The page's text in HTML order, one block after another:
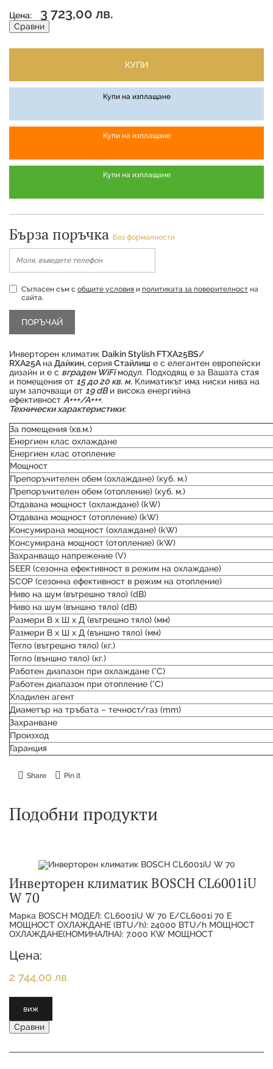
Цена: 3 723,00 лв.
Сравни
КУПИ
Купи на изплащане
Купи на изплащане
Купи на изплащане
Продуктът е успешно добавен в количката
Бърза поръчка Без формалности
Съгласен съм с общите условия и политиката за поверителност на
сайта.
Инверторен климатик Daikin Stylish FTXA25BS/
RXA25A на Дайкин,серия Стайлиш е с елегантен европейски
дизайн и е с вграден WiFiмодул. Подходящ е за Вашата стая
и помещения от 15 до 20 кв. м. Климатикът има ниски нива на
шум започващи от 19 dBи висока енергийна
ефективност А+++/А+++.
Технически характеристики:
За помещения (кв.м.)
Енергиен клас охлаждане
Енергиен клас отопление
Мощност
Препоръчителен обем (охлаждане) (куб. м.)
Препоръчителен обем (отопление) (куб. м.)
Отдавана мощност (охлаждане) (kW)
Отдавана мощност (отопление) (kW)
Консумирана мощност (охлаждане) (kW)
Консумирана мощност (отопление) (kW)
Захранващо напрежение (V)
SEER (сезонна ефективност в режим на охлаждане)
SCOP (сезонна ефективност в режим на отопление)
Ниво на шум (вътрешно тяло) (dB)
Ниво на шум (външно тяло) (dB)
Размери В х Ш х Д (вътрешно тяло) (мм)
Размери В х Ш х Д (външно тяло) (мм)
Тегло (вътрешно тяло) (кг.)
Тегло (външно тяло) (кг.)
Работен диапазон при охлаждане (°C)
Работен диапазон при отопление (°C)
Хладилен агент
Диаметър на тръбата – течност/газ (mm)
Захранване
Произход
Гаранция
Share Pin it
Подобни продукти
Инверторен климатик BOSCH CL6001iU
W 70
Марка BOSCH МОДЕЛ: CL6001iU W 70 E/CL6001i 70 E
МОЩНОСТ ОХЛАЖДАНЕ (BTU/h): 24000 BTU/h МОЩНОСТ
ОХЛАЖДАНЕ(НОМИНАЛНА): 7.000 KW МОЩНОСТ
Цена:
2 744,00 лв.
виж
Сравни